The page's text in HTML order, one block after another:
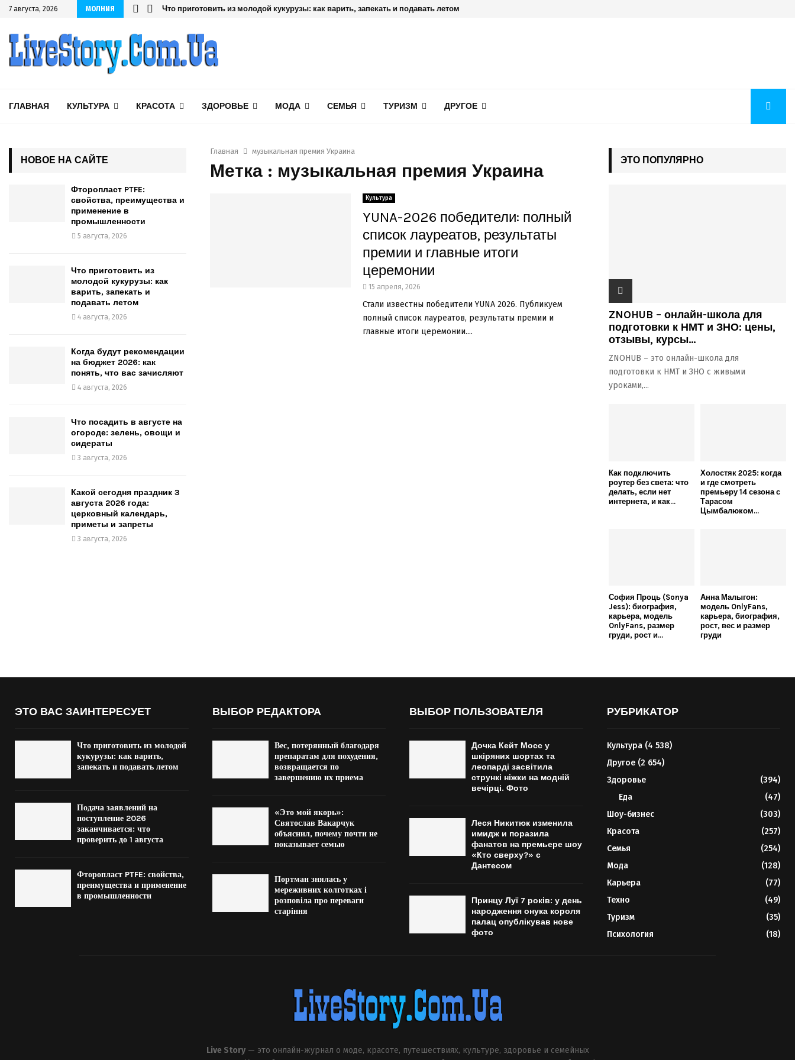
7 августа, 2026 МОЛНИЯ Что приготовить из молодой кукурузы: как варить, запекать и подавать летом
ГЛАВНАЯ КУЛЬТУРА КРАСОТА ЗДОРОВЬЕ МОДА СЕМЬЯ ТУРИЗМ ДРУГОЕ
Главная музыкальная премия Украина
Метка : музыкальная премия Украина
Культура
YUNA-2026 победители: полный
список лауреатов, результаты
премии и главные итоги
церемонии
15 апреля, 2026
Стали известны победители YUNA 2026. Публикуем
полный список лауреатов, результаты премии и
главные итоги церемонии....
НОВОЕ НА САЙТЕ
Фторопласт PTFE:
свойства, преимущества и
применение в
промышленности
5 августа, 2026
Что приготовить из
молодой кукурузы: как
варить, запекать и
подавать летом
4 августа, 2026
Когда будут рекомендации
на бюджет 2026: как
понять, что вас зачисляют
4 августа, 2026
Что посадить в августе на
огороде: зелень, овощи и
сидераты
3 августа, 2026
Какой сегодня праздник 3
августа 2026 года:
церковный календарь,
приметы и запреты
3 августа, 2026
ЭТО ПОПУЛЯРНО
ZNOHUB – онлайн-школа для
подготовки к НМТ и ЗНО: цены,
отзывы, курсы...
ZNOHUB – это онлайн-школа для
подготовки к НМТ и ЗНО с живыми
уроками,...
Как подключить
роутер без света: что
делать, если нет
интернета, и как...
Холостяк 2025: когда
и где смотреть
премьеру 14 сезона с
Тарасом
Цымбалюком...
София Проць (Sonya
Jess): биография,
карьера, модель
OnlyFans, размер
груди, рост и...
Анна Малыгон:
модель OnlyFans,
карьера, биография,
рост, вес и размер
груди
ЭТО ВАС ЗАИНТЕРЕСУЕТ
Что приготовить из молодой
кукурузы: как варить,
запекать и подавать летом
Подача заявлений на
поступление 2026
заканчивается: что
проверить до 1 августа
Фторопласт PTFE: свойства,
преимущества и применение
в промышленности
ВЫБОР РЕДАКТОРА
Вес, потерянный благодаря
препаратам для похудения,
возвращается по
завершению их приема
«Это мой якорь»:
Святослав Вакарчук
объяснил, почему почти не
показывает семью
Портман знялась у
мереживних колготках і
розповіла про переваги
старіння
ВЫБОР ПОЛЬЗОВАТЕЛЯ
Дочка Кейт Мосс у
шкіряних шортах та
леопарді засвітила
стрункі ніжки на модній
вечірці. Фото
Леся Никитюк изменила
имидж и поразила
фанатов на премьере шоу
«Кто сверху?» с
Дантесом
Принцу Луї 7 років: у день
народження онука короля
палац опублікував нове
фото
РУБРИКАТОР
Культура(4 538)
Другое(2 654)
Здоровье
(394)
Еда
(47)
Шоу-бизнес
(303)
Красота
(257)
Семья
(254)
Мода
(128)
Карьера
(77)
Техно
(49)
Туризм
(35)
Психология
(18)
Live Story— это онлайн-журнал о моде, красоте, путешествиях, культуре, здоровье и семейных